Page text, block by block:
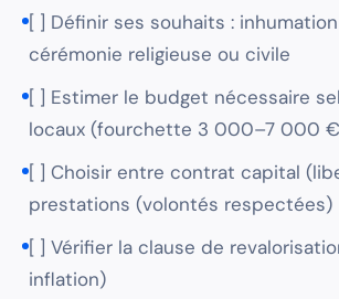
[ ] Définir ses souhaits :
cérémonie religieuse ou civile
[ ] Estimer le budget nécessaire
locaux (fourchette 3 000–7 000
[ ] Choisir entre contrat capital
prestations (volontés respectées)
[ ] Vérifier la clause de
inflation)